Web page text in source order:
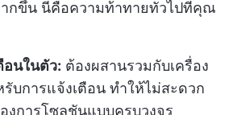
กขึ้น นี่คือความท้าทายทั่วไปที่คุณ
อนในตัว: ต้องผสานรวมกับเครื่อง
รับการแจ้งเตือน ทำให้ไม่สะดวก
งการโซลูชันแบบครบวงจร